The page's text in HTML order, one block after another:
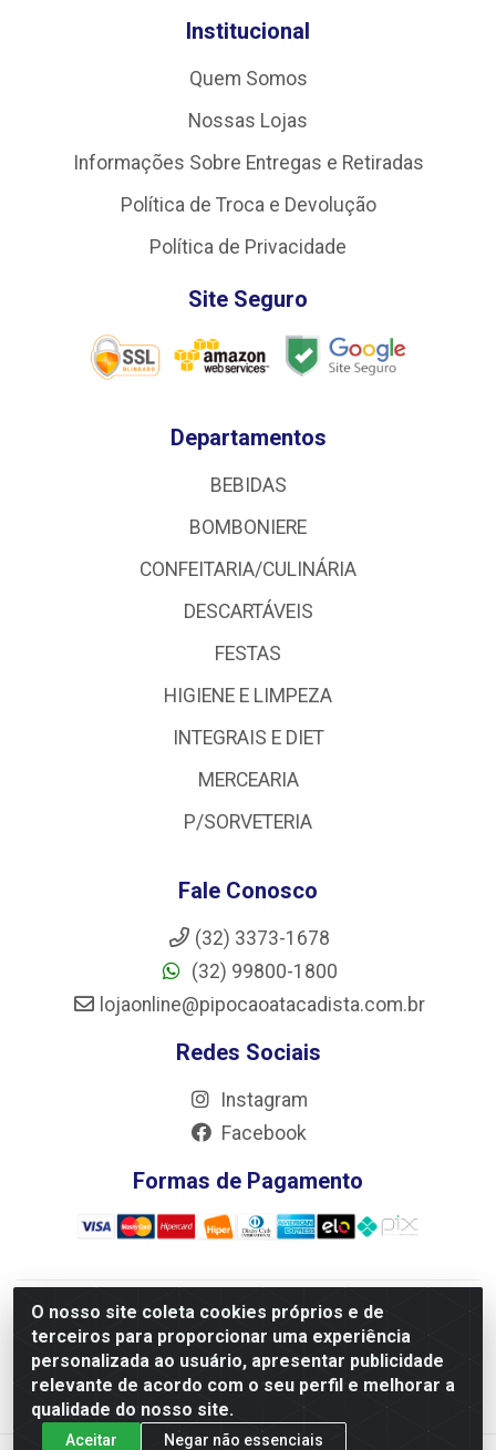
O nosso site coleta cookies próprios e de
terceiros para proporcionar uma experiência
personalizada ao usuário, apresentar publicidade
relevante de acordo com o seu perfil e melhorar a
qualidade do nosso site.
Aceitar Negar não essenciais
Institucional
Quem Somos
Nossas Lojas
Informações Sobre Entregas e Retiradas
Política de Troca e Devolução
Política de Privacidade
Site Seguro
Departamentos
BEBIDAS
BOMBONIERE
CONFEITARIA/CULINÁRIA
DESCARTÁVEIS
FESTAS
HIGIENE E LIMPEZA
INTEGRAIS E DIET
MERCEARIA
P/SORVETERIA
Fale Conosco
(32) 3373-1678
(32) 99800-1800
lojaonline@pipocaoatacadista.com.br
Redes Sociais
Instagram
Facebook
Formas de Pagamento
JRS Distribuição e Logística LTDA - Rua Antônio do
Sacramento Torga 70, Vila Nossa Senhora de Fatima - São
João Del Rei/MG - CEP 36305-334 - CNPJ 66.194.085/0001-
02